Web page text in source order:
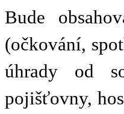
Bude
(očkování,
úhrady od
pojišťovny,